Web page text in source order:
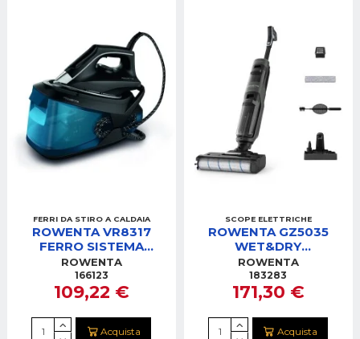
FERRI DA STIRO A CALDAIA
ROWENTA VR8317
FERRO SISTEMA
STIRANTE
ROWENTA
166123
109,22 €
Acquista
SCOPE ELETTRICHE
ROWENTA GZ5035
WET&DRY
LAVAPAVIMENTI S/FILI
X-CLEAN 4
ROWENTA
183283
171,30 €
Acquista